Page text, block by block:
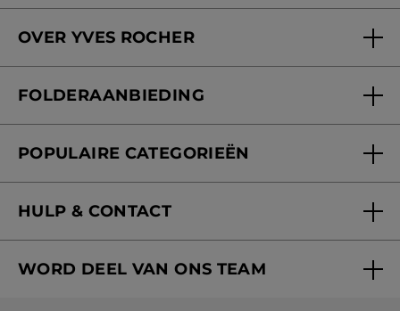
Verzorging in onze Schoonheidsinstituten
OVER YVES ROCHER
Onze beloften
Blog Act Beautiful
FOLDERAANBIEDING
POPULAIRE CATEGORIEËN
Aanbiedingen
Cadeau-ideeën
HULP & CONTACT
Mijn geschenken
WORD DEEL VAN ONS TEAM